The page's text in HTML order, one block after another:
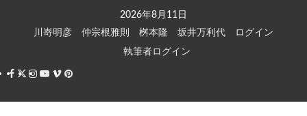
キ
2026年8月11日
川嵜明彦
仲宗根雅則 桝本隆 坂井万利代
ログイン
執筆者ログイン
Facebook
X Instagram
Youtube
VimeoPinterest